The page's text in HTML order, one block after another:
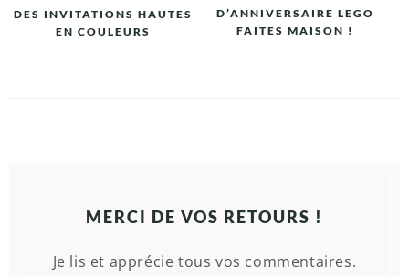
DES INVITATIONS HAUTES
EN COULEURS
D’ANNIVERSAIRE LEGO
FAITES MAISON !
MERCI DE VOS RETOURS !
Je lis et apprécie tous vos commentaires.